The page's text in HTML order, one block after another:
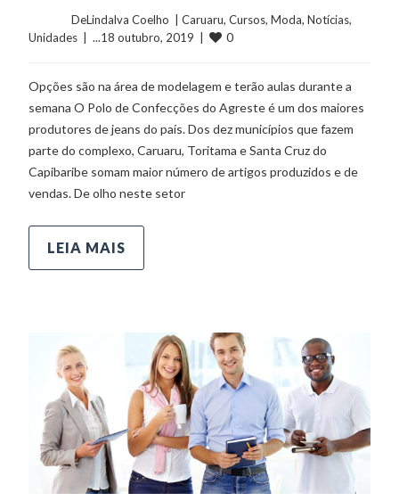
	    	DeLindalva Coelho  |
Caruaru, Cursos, Moda, Notícias
Unidades
  |  ...18 outubro, 2019  |
0
Opções são na área de modelagem e terão aulas durante a
semana O Polo de Confecções do Agreste é um dos maiores
produtores de jeans do país. Dos dez municípios que fazem
parte do complexo, Caruaru, Toritama e Santa Cruz do
Capibaribe somam maior número de artigos produzidos e de
vendas. De olho neste setor
LEIA MAIS